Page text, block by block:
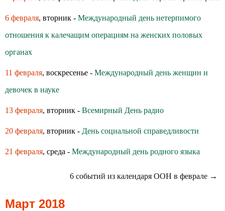
6 февраля, вторник - Международный день нетерпимого
отношения к калечащим операциям на женских половых
органах
11 февраля, воскресенье - Международный день женщин и
девочек в науке
13 февраля, вторник - Всемирный День радио
20 февраля, вторник - День социальной справедливости
21 февраля, среда - Международный день родного языка
6 событий из календаря ООН в феврале →
Март 2018